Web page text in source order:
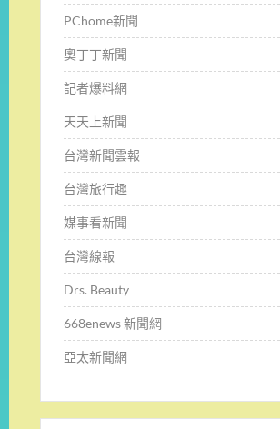
PChome新聞
奧丁丁新聞
記者爆料網
天天上新聞
台灣新聞雲報
台灣旅行趣
媒事看新聞
台灣線報
Drs. Beauty
668enews 新聞網
亞太新聞網